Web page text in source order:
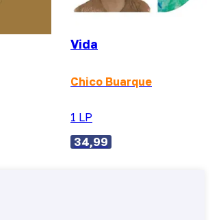
Vida
Chico Buarque
1 LP
34,99